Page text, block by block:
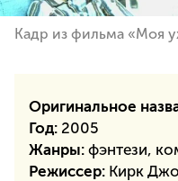
Кадр из фильма «Моя
Оригинальное
Год: 2005
Жанры: фэнтези,
Режиссер: Кирк